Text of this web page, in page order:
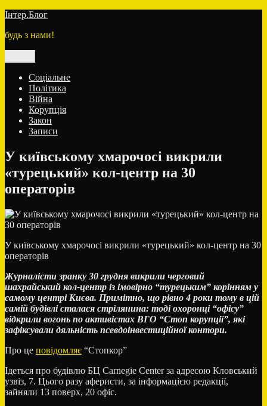
Перейти
вмісту
Інтер.Блог
будь з нами!
Соціальне
Політика
Війна
Корупція
Закон
Записи
У київському хмарочосі викрили
«турецький» кол-центр на 30
операторів
У київському хмарочосі викрили «турецький» кол-центр на 30
операторів
Журналісти зранку 30 грудня викрили черговий
шахрайський кол-центр із імовірно “турецьким” корінням у
самому центрі Києва. Примітно, що рівно 4 роки тому в цій
самій будівлі сталася стрілянина: тоді охоронці “офісу”
відкрили вогонь по активістах ВГО “Стоп корупції”, які
зафіксували дяльність псевдоінвестиційної контори.
Про це повідомляє “Стопкор”
Ідеться про будівлю БЦ Carnegie Center за адресою Кловський
узвіз, 7. Цього разу аферисти, за інформацією редакції,
зайняли 13 поверх, 20 офіс.